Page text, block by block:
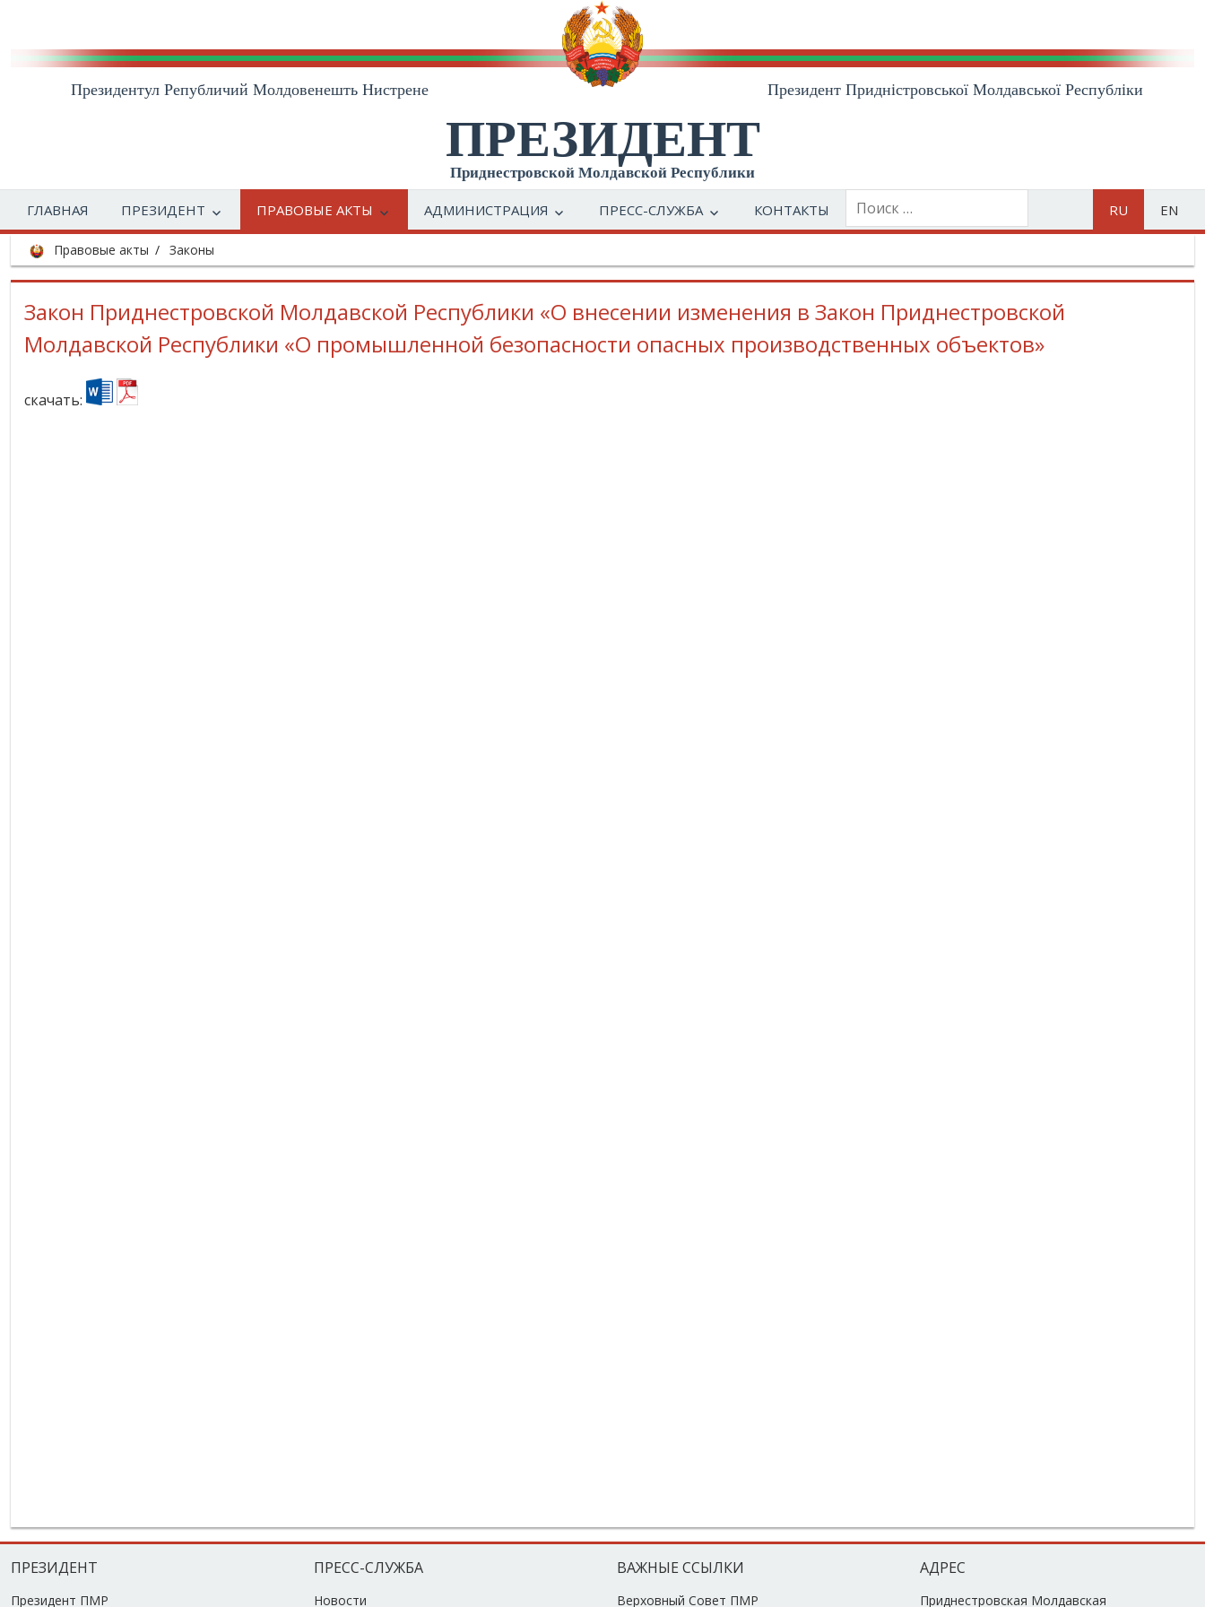
Президентул Републичий Молдовенешть Нистрене Президент Приднiстровської Молдавської Республiки
ПРЕЗИДЕНТ
Приднестровской Молдавской Республики
ГЛАВНАЯ ПРЕЗИДЕНТ ПРАВОВЫЕ АКТЫ АДМИНИСТРАЦИЯ ПРЕСС-СЛУЖБА КОНТАКТЫ RU EN
Правовые акты Законы
Закон Приднестровской Молдавской Республики «О внесении изменения в Закон Приднестровской
Молдавской Республики «О промышленной безопасности опасных производственных объектов»
скачать:
ПРЕЗИДЕНТ
Президент ПМР
ПРЕСС-СЛУЖБА
Новости
ВАЖНЫЕ ССЫЛКИ
Верховный Совет ПМР
АДРЕС
Приднестровская Молдавская